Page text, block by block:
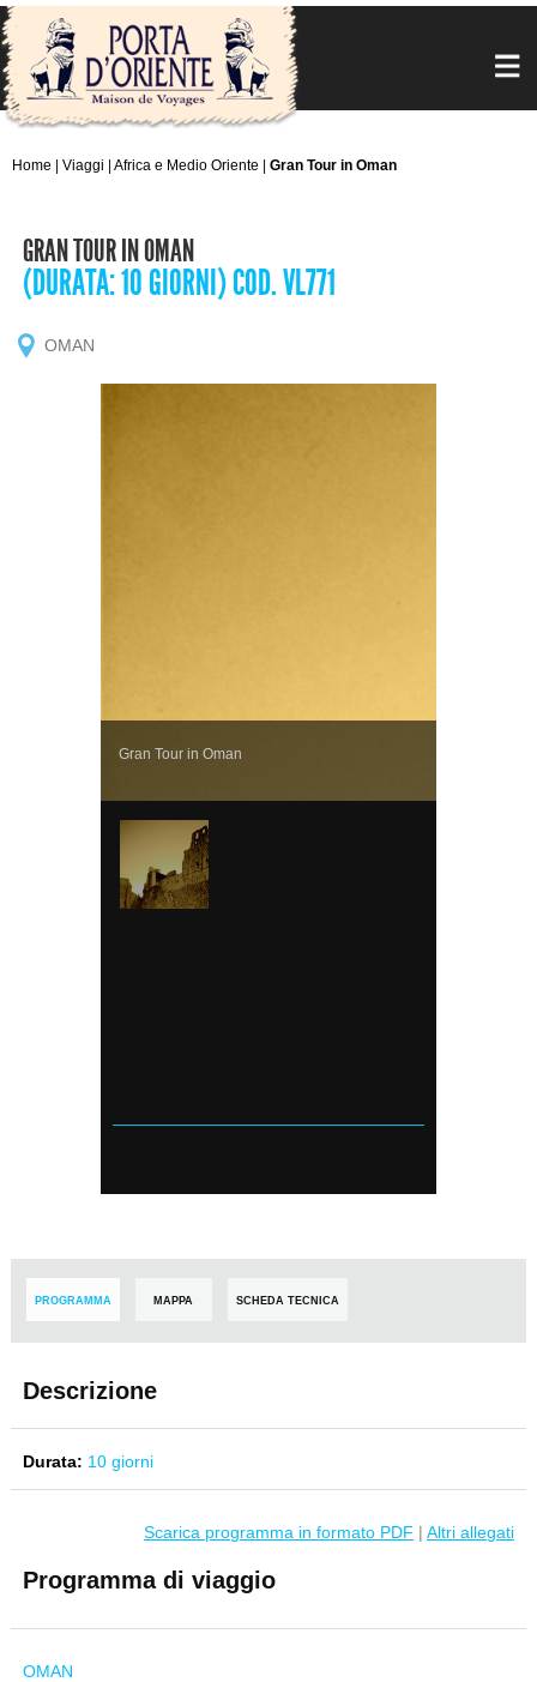
Home Viaggi Africa e Medio Oriente Gran Tour in Oman
GRAN TOUR IN OMAN
(DURATA: 10 GIORNI) COD. VL771
OMAN
Gran Tour in Oman
PROGRAMMA MAPPA SCHEDA TECNICA
Descrizione
Durata: 10 giorni
Scarica programma in formato PDF | Altri allegati
Programma di viaggio
OMAN